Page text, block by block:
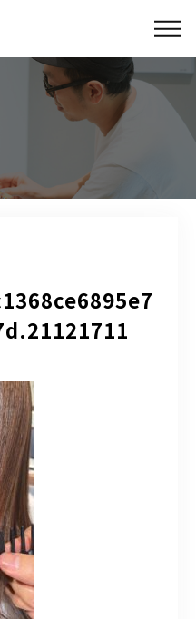
US
6633
【火水木日・祝】10:00～19:00
【金土】10:00〜21:00
こちら